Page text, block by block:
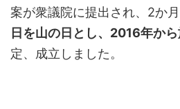
案が衆議院に提出され、2か月
日を山の日とし、2016年から
定、成立しました。